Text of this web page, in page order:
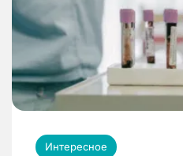
Интересное